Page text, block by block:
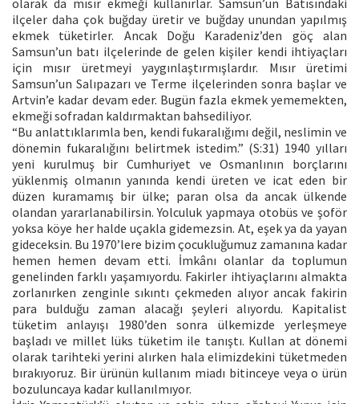
ilçeler daha çok buğday üretir ve buğday unundan yapılmış
ekmek tüketirler. Ancak Doğu Karadeniz’den göç alan
Samsun’un batı ilçelerinde de gelen kişiler kendi ihtiyaçları
için mısır üretmeyi yaygınlaştırmışlardır. Mısır üretimi
Samsun’un Salıpazarı ve Terme ilçelerinden sonra başlar ve
Artvin’e kadar devam eder. Bugün fazla ekmek yememekten,
ekmeği sofradan kaldırmaktan bahsediliyor.
“Bu anlattıklarımla ben, kendi fukaralığımı değil, neslimin ve
dönemin fukaralığını belirtmek istedim.” (S:31) 1940 yılları
yeni kurulmuş bir Cumhuriyet ve Osmanlının borçlarını
yüklenmiş olmanın yanında kendi üreten ve icat eden bir
düzen kuramamış bir ülke; paran olsa da ancak ülkende
olandan yararlanabilirsin. Yolculuk yapmaya otobüs ve şoför
yoksa köye her halde uçakla gidemezsin. At, eşek ya da yayan
gideceksin. Bu 1970’lere bizim çocukluğumuz zamanına kadar
hemen hemen devam etti. İmkânı olanlar da toplumun
genelinden farklı yaşamıyordu. Fakirler ihtiyaçlarını almakta
zorlanırken zenginle sıkıntı çekmeden alıyor ancak fakirin
para bulduğu zaman alacağı şeyleri alıyordu. Kapitalist
tüketim anlayışı 1980’den sonra ülkemizde yerleşmeye
başladı ve millet lüks tüketim ile tanıştı. Kullan at dönemi
olarak tarihteki yerini alırken hala elimizdekini tüketmeden
bırakıyoruz. Bir ürünün kullanım miadı bitinceye veya o ürün
bozuluncaya kadar kullanılmıyor.